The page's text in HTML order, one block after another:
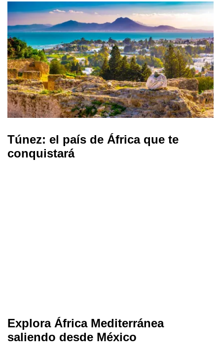
Túnez: el país de África que te
conquistará
Explora África Mediterránea
saliendo desde México